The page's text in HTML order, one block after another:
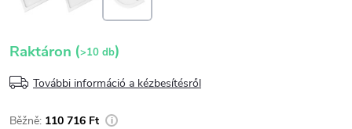
Raktáron (>10 db)
További információ a kézbesítésről
110 716 Ft